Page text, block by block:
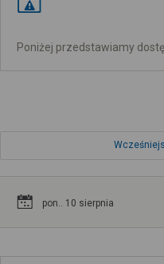
Poniżej przedstawiamy
pon.. 10 sierpnia